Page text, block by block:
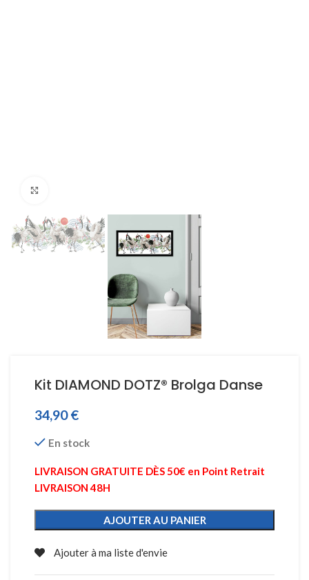
Kit DIAMOND DOTZ® Brolga Danse
34,90€
En stock
LIVRAISON GRATUITE DÈS 50€ en Point Retrait
LIVRAISON 48H
AJOUTER AU PANIER
Ajouter à ma liste d'envie